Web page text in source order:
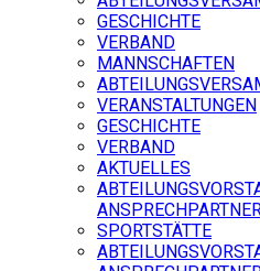
GESCHICHTE
VERBAND
MANNSCHAFTEN
VERANSTALTUNGEN
GESCHICHTE
VERBAND
AKTUELLES
SPORTSTÄTTE